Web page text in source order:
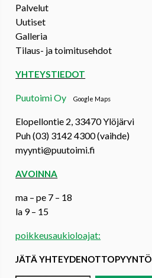
Palvelut
Uutiset
Galleria
Tilaus- ja toimitusehdot
YHTEYSTIEDOT
Puutoimi OyGoogle Maps
Elopellontie 2, 33470 Ylöjärvi
Puh (03) 3142 4300 (vaihde)
myynti@puutoimi.fi
AVOINNA
ma – pe 7 – 18
la 9 – 15
poikkeusaukioloajat:
JÄTÄ YHTEYDENOTTOPYYNTÖ